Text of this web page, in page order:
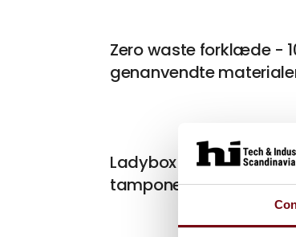
Zero waste forklæde -
genanvendte
Ladybox - dispenser til
tamponer